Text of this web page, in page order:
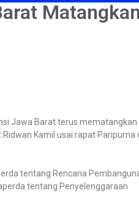
Jawa Barat terus mematangkan
Kamil usai rapat Paripurna
tentang Rencana
tentang Penyelenggaraan